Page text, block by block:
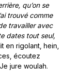
qu’on se
trouvé comme
travailler avec
dates tout seul,
en rigolant, hein,
écoutez
jure woulah.